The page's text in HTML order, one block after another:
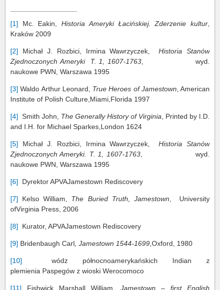
[1] Mc. Eakin,Historia Ameryki Łacińskiej. Zderzenie kultur,
Kraków 2009
[2] Michał J. Rozbici, Irmina Wawrzyczek,Historia Stanów
Zjednoczonych Ameryki T. 1, 1607-1763, wyd.
naukowe PWN, Warszawa 1995
[3] Waldo Arthur Leonard, True Heroes of Jamestown, American
Institute of Polish Culture,Miami,Florida 1997
[4] Smith John, The Generally History of Virginia, Printed by I.D.
and I.H. for Michael Sparkes,London 1624
[5] Michał J. Rozbici, Irmina Wawrzyczek,Historia Stanów
Zjednoczonych Ameryki. T. 1, 1607-1763, wyd.
naukowe PWN, Warszawa 1995
[6] Dyrektor APVAJamestown Rediscovery
[7] Kelso William, The Buried Truth, Jamestown, University
ofVirginia Press, 2006
[8] Kurator, APVAJamestown Rediscovery
[9] Bridenbaugh Carl, Jamestown 1544-1699,Oxford, 1980
[10] wódz północnoamerykańskich Indian z
plemienia Paspegów z wioski Werocomoco
[11] Fishwick Marshall William, Jamestown – first English